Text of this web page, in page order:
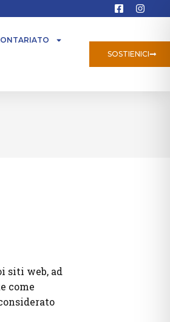
SOSTIENICI
siti web, ad
come